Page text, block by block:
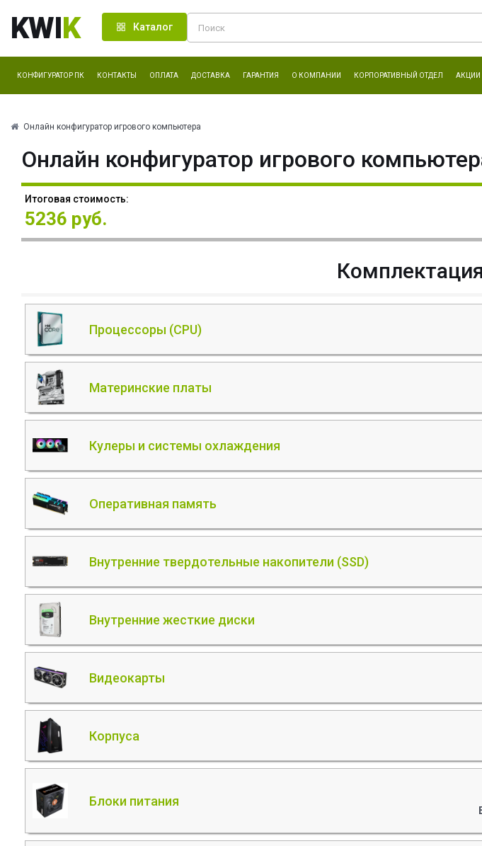
KWIK Каталог
КОНФИГУРАТОР ПК КОНТАКТЫ ОПЛАТА ДОСТАВКА ГАРАНТИЯ О КОМПАНИИ КОРПОРАТИВНЫЙ ОТДЕЛ АКЦИИ
Онлайн конфигуратор игрового компьютера
Онлайн конфигуратор игрового
Итоговая стоимость:
5236 руб.
Процессоры (CPU)
Материнские платы
Кулеры и системы охлаждения
Оперативная память
Внутренние твердотельные накопители (SSD)
Внутренние жесткие диски
Видеокарты
Корпуса
Блоки питания